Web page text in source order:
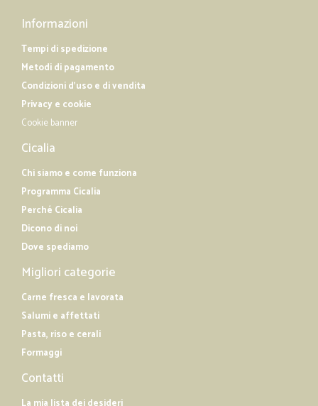
Informazioni
Tempi di spedizione
Metodi di pagamento
Condizioni d'uso e di vendita
Privacy e cookie
Cookie banner
Cicalia
Chi siamo e come funziona
Programma Cicalia
Perché Cicalia
Dicono di noi
Dove spediamo
Migliori categorie
Carne fresca e lavorata
Salumi e affettati
Pasta, riso e cerali
Formaggi
Contatti